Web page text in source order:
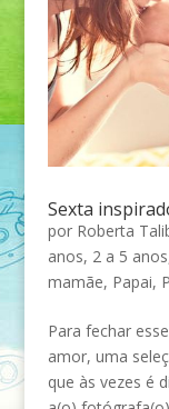
Sexta
por Roberta
anos, 2 a 5 anos
mamãe, Papai,
Para fechar
amor, uma
que às vezes é